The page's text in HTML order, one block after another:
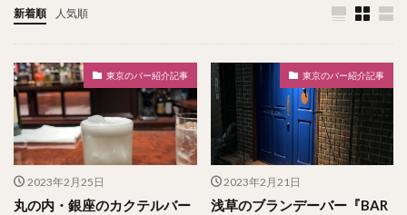
新着順 人気順
東京のバー紹介記事
2023年2月25日
丸の内・銀座のカクテルバー
東京のバー紹介記事
2023年2月21日
浅草のブランデーバー『BAR